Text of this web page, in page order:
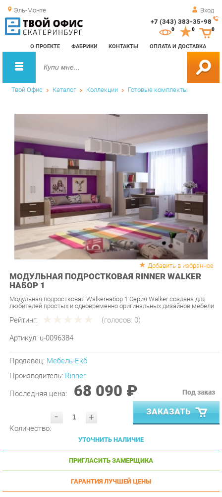
Эль-Монте Вход
+7 (343) 383-35-98
О ПРОЕКТЕ ФАБРИКИ КОНТАКТЫ ОПЛАТА И ДОСТАВКА
0 0
Твой Офис Каталог Коллекции Готовые комплекты
Добавить в избранное
МОДУЛЬНАЯ ПОДРОСТКОВАЯ RINNER WALKER
НАБОР 1
Модульная подростковая Walkerнабор 1 Серия Walker cоздана для
Рейтинг: (голосов:0)
Артикул: u-0096384
Производитель:Rinner
Последняя цена: 68 090 ₽
- ЗАКАЗАТЬ
УТОЧНИТЬ НАЛИЧИЕ
ПРИГЛАСИТЬ ЗАМЕРЩИКА
ГАРАНТИЯ ЛУЧШЕЙ ЦЕНЫ
Доставкапог. Екатеринбурги до ТК -бесплатна.